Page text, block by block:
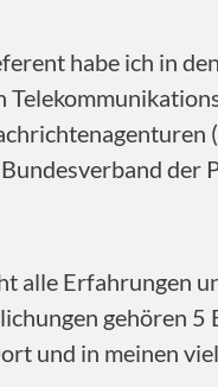
habe ich in
der
alle Erfahrungen
gehören 5
und in meinen